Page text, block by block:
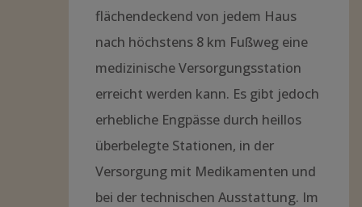
flächendeckend von jedem Haus
nach höchstens 8 km Fußweg eine
medizinische Versorgungsstation
erreicht werden kann. Es gibt jedoch
erhebliche Engpässe durch heillos
überbelegte Stationen, in der
Versorgung mit Medikamenten und
bei der technischen Ausstattung. Im